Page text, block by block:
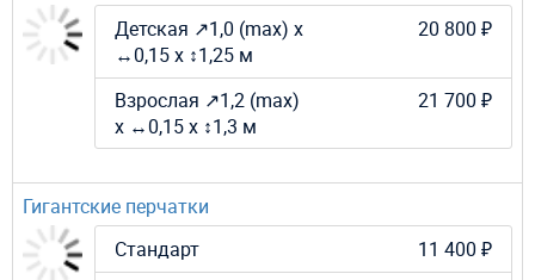
Детская ↗1,0 (maх) х
↔0,15 х ↕1,25 м
20 800 ₽
Взрослая ↗1,2 (maх)
х ↔0,15 х ↕1,3 м
21 700 ₽
Гигантские перчатки
Стандарт
11 400 ₽